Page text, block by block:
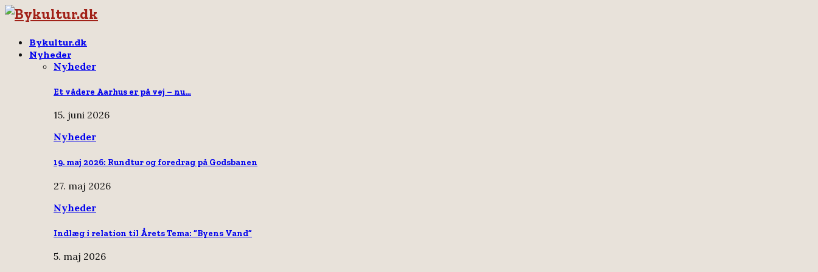
Bykultur.dk
Nyheder
Nyheder
Et vådere Aarhus er på vej – nu…
15. juni 2026
Nyheder
19. maj 2026: Rundtur og foredrag på Godsbanen
27. maj 2026
Nyheder
Indlæg i relation til Årets Tema: “Byens Vand”
5. maj 2026